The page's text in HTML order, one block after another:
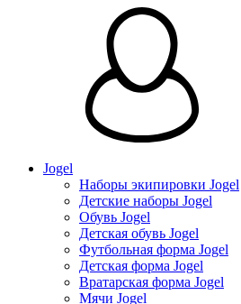
Jogel
Наборы экипировки Jogel
Детские наборы Jogel
Обувь Jogel
Детская обувь Jogel
Футбольная форма Jogel
Детская форма Jogel
Вратарская форма Jogel
Мячи Jogel